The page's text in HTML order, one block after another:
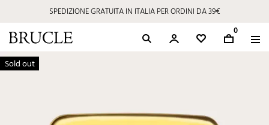
SPEDIZIONE GRATUITA IN ITALIA PER ORDINI DA 39€
0
Sold out